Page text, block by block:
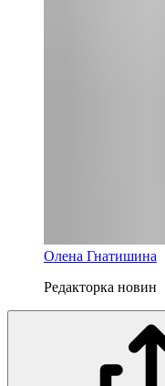
Олена Гнатишина
Редакторка новин